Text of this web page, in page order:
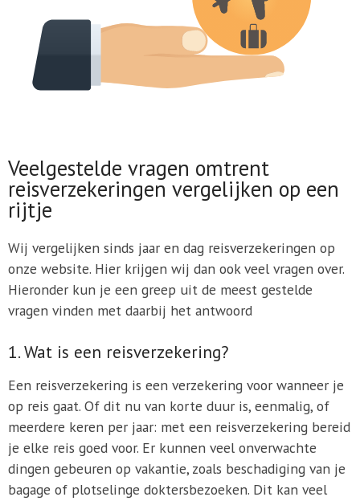
Veelgestelde vragen omtrent
reisverzekeringen vergelijken op een
rijtje
Wij vergelijken sinds jaar en dag reisverzekeringen op
onze website. Hier krijgen wij dan ook veel vragen over.
Hieronder kun je een greep uit de meest gestelde
vragen vinden met daarbij het antwoord
1. Wat is een reisverzekering?
Een reisverzekering is een verzekering voor wanneer je
op reis gaat. Of dit nu van korte duur is, eenmalig, of
meerdere keren per jaar: met een reisverzekering bereid
je elke reis goed voor. Er kunnen veel onverwachte
dingen gebeuren op vakantie, zoals beschadiging van je
bagage of plotselinge doktersbezoeken. Dit kan veel